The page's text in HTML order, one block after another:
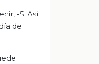
-5. Así
de